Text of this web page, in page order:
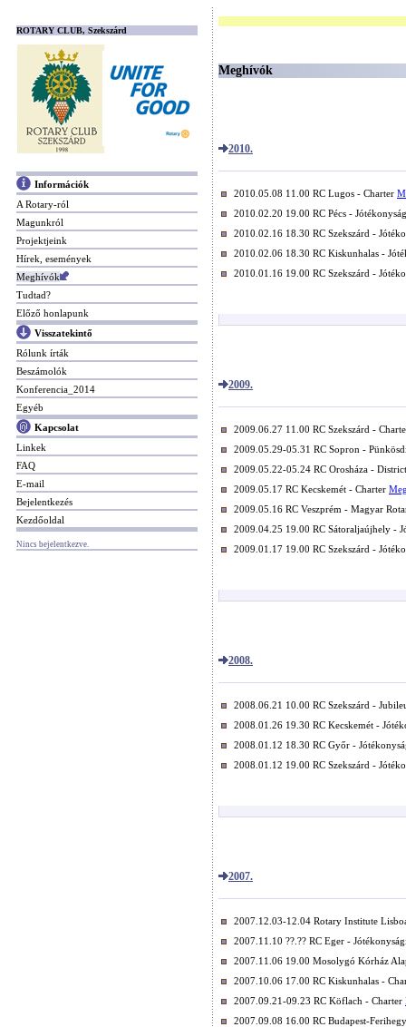
ROTARY CLUB, Szekszárd
Információk
A Rotary-ról
Magunkról
Projektjeink
Hírek, események
Meghívók
Tudtad?
Előző honlapunk
Visszatekintő
Rólunk írták
Beszámolók
Konferencia_2014
Egyéb
Kapcsolat
Linkek
FAQ
E-mail
Bejelentkezés
Kezdőoldal
Nincs bejelentkezve.
Meghívók
2010.
2010.05.08 11.00 RC Lugos - Charter
2010.02.20 19.00 RC Pécs -
2010.02.16 18.30 RC Szekszárd -
2010.02.06 18.30 RC Kiskunhalas -
2010.01.16 19.00 RC Szekszárd -
2009.
2009.06.27 11.00 RC Szekszárd -
2009.05.29-05.31 RC Sopron -
2009.05.22-05.24 RC Orosháza -
2009.05.17 RC Kecskemét - Charter
2009.05.16 RC Veszprém - Magyar
2009.04.25 19.00 RC Sátoraljaújhely -
2009.01.17 19.00 RC Szekszárd -
2008.
2008.06.21 10.00 RC Szekszárd -
2008.01.26 19.30 RC Kecskemét -
2008.01.12 18.30 RC Győr -
2008.01.12 19.00 RC Szekszárd -
2007.
2007.12.03-12.04 Rotary Institute
2007.11.10 ??.?? RC Eger -
2007.11.06 19.00 Mosolygó Kórház
2007.10.06 17.00 RC Kiskunhalas -
2007.09.21-09.23 RC Köflach - Charter
2007.09.08 16.00 RC Budapest-